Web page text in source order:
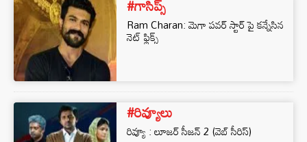
#గాసిప్స్
Ram Charan: మెగా పవర్ స్టార్ పై కన్నేసిన
నెట్ ఫ్లిక్స్
#రివ్యూలు
రివ్యూ : లూజర్ సీజన్ 2 (వెబ్ సీరిస్)